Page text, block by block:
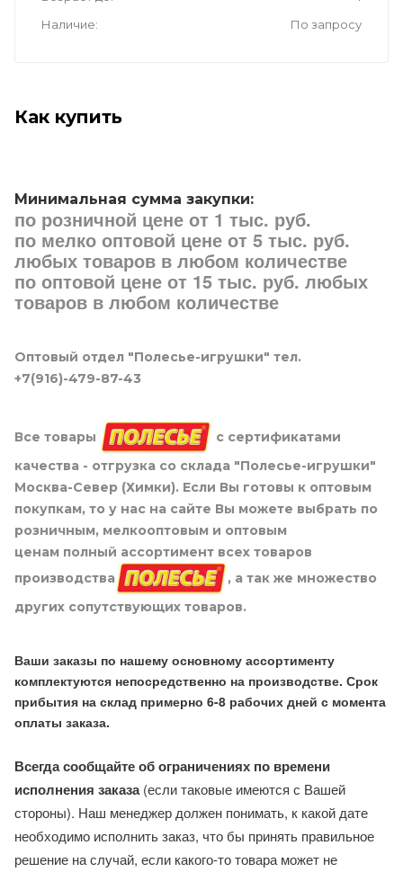
Наличие
По запросу
Как купить
Минимальная сумма закупки:
по розничной цене от 1 тыс. руб.
по мелко оптовой цене от 5 тыс. руб.
любых товаров в любом количестве
по оптовой цене от 15 тыс. руб. любых
товаров в любом количестве
Оптовый отдел "Полесье-игрушки" тел.
+7(916)-479-87-43
Все товары
с сертификатами
качества - отгрузка со склада "Полесье-игрушки"
Москва-Север (Химки). Если Вы готовы к оптовым
покупкам, то у нас на сайте Вы можете выбрать по
розничным, мелкооптовым и оптовым
ценам полный ассортимент всех товаров
производства
, а так же множество
других сопутствующих товаров.
Ваши заказы по нашему основному ассортименту
комплектуются непосредственно на производстве. Срок
прибытия на склад примерно 6-8 рабочих дней с момента
оплаты заказа.
Всегда сообщайте об ограничениях по времени
исполнения заказа(если таковые имеются с Вашей
стороны). Наш менеджер должен понимать, к какой дате
необходимо исполнить заказ, что бы принять правильное
решение на случай, если какого-то товара может не